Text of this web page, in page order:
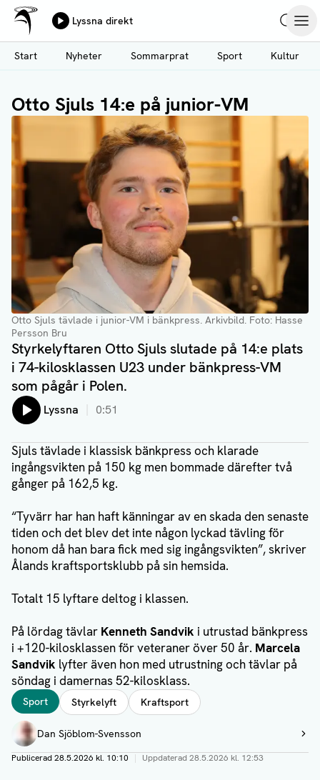
Hoppa
till
huvudinnehåll
Ålands Radio & TV
Lyssna direkt
Start
Nyheter Sommarprat Sport Kultur
Otto Sjuls 14:e på junior-VM
Otto Sjuls tävlade i junior-VM i bänkpress. Arkivbild. Foto: Hasse
Persson Bru
Styrkelyftaren Otto Sjuls slutade på 14:e plats
i 74-kilosklassen U23 under bänkpress-VM
som pågår i Polen.
Lyssna 0:51
Sjuls tävlade i klassisk bänkpress och klarade
ingångsvikten på 150 kg men bommade därefter två
gånger på 162,5 kg.
“Tyvärr har han haft känningar av en skada den senaste
tiden och det blev det inte någon lyckad tävling för
honom då han bara fick med sig ingångsvikten”, skriver
Ålands kraftsportsklubb på sin hemsida.
Totalt 15 lyftare deltog i klassen.
På lördag tävlar Kenneth Sandvik i utrustad bänkpress
i +120-kilosklassen för veteraner över 50 år. Marcela
Sandvik lyfter även hon med utrustning och tävlar på
söndag i damernas 52-kilosklass.
Taggar
Sport Styrkelyft Kraftsport
Författare
Dan Sjöblom-Svensson
Visa profil
Publicerad28.5.2026 kl. 10:10 | Uppdaterad28.5.2026 kl. 12:53